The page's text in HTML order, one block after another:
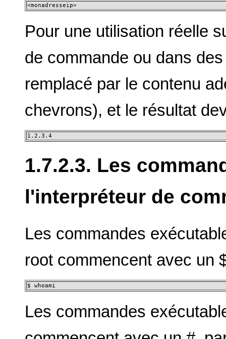
<monadresseip>
Pour une utilisation réelle
de commande ou dans
remplacé par le contenu
chevrons), et le résultat
1.2.3.4
1.7.2.3. Les
l'interpréteur de
Les commandes
root commencent avec un
$ whoami
Les commandes